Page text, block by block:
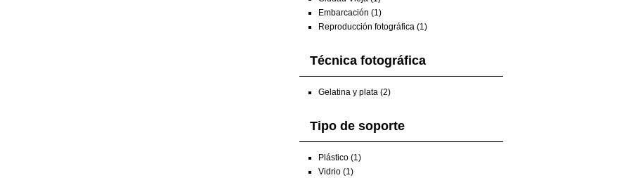
Embarcación (1)
Reproducción fotográfica (1)
Técnica fotográfica
Gelatina y plata (2)
Tipo de soporte
Plástico (1)
Vidrio (1)